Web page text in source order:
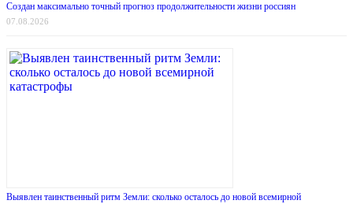
Создан максимально точный прогноз продолжительности жизни россиян
07.08.2026
Выявлен таинственный ритм Земли: сколько осталось до новой всемирной